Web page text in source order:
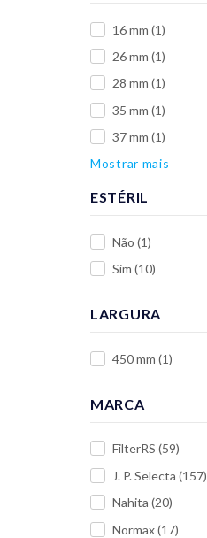
16 mm (1)
26 mm (1)
28 mm (1)
35 mm (1)
37 mm (1)
Mostrar mais
ESTÉRIL
Não (1)
Sim (10)
LARGURA
450 mm (1)
MARCA
FilterRS (59)
J. P. Selecta (157)
Nahita (20)
Normax(17)